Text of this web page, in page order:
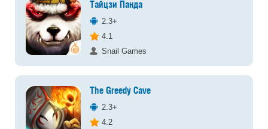
Тайцзи Панда
2.3+
4.1
Snail Games
The Greedy Cave
2.3+
4.2